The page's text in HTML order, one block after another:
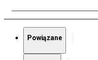
Powiązane